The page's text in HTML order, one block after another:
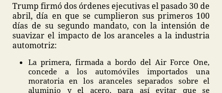
Trump firmó dos órdenes ejecutivas el pasado 30 de
abril, día en que se cumplieron sus primeros 100
días de su segundo mandato, con la intensión de
suavizar el impacto de los aranceles a la industria
automotriz:
La primera, firmada a bordo del Air Force One,
concede a los automóviles importados una
moratoria en los aranceles separados sobre el
aluminio y el acero, para así evitar que se